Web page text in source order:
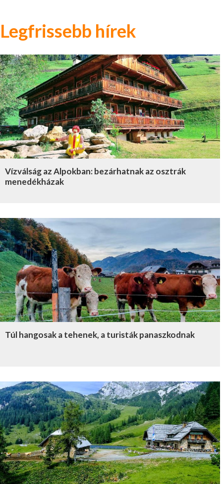
Legfrissebb hírek
Vízválság az Alpokban: bezárhatnak az osztrák
menedékházak
Túl hangosak a tehenek, a turisták panaszkodnak